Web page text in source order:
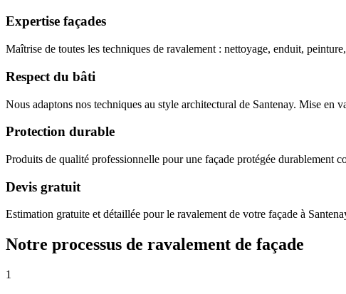
Expertise façades
Maîtrise de toutes les techniques de ravalement : nettoyage, enduit,
Respect du bâti
Nous adaptons nos techniques au style architectural de Santenay. Mise en
Protection durable
Produits de qualité professionnelle pour une façade protégée durablement
Devis gratuit
Estimation gratuite et détaillée pour le ravalement de votre façade à
Notre processus de ravalement de façade
1